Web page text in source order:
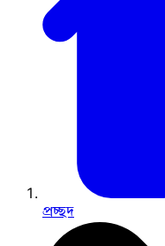
প্রচ্ছদ